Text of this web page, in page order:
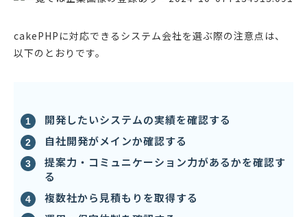
cakePHPに対応できるシステム会社を選ぶ際の注意点は、
以下のとおりです。
開発したいシステムの実績を確認する
自社開発がメインか確認する
提案力・コミュニケーション力があるかを確認す
る
複数社から見積もりを取得する